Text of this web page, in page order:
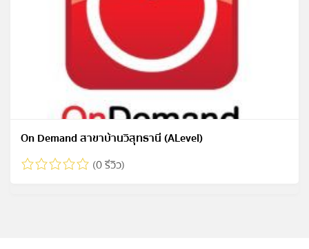
On Demand สาขาบ้านวิสุทธานี (ALevel)
(0 รีวิว)